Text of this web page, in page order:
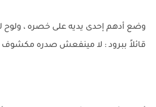
وضع أدهم إحدى يديه على خصره ، ولوح
قائلاً ببرود : لا مينفعش صدره مكشوف